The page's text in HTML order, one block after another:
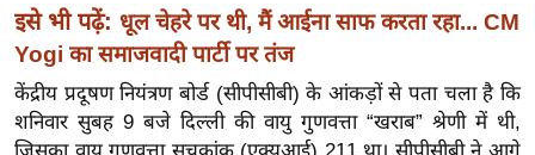
डि
या
सा
हि
त्य
इसे भी पढ़ें: धूल चेहरे पर थी, मैं आईना साफ करता रहा... CM
Yogi का समाजवादी पार्टी पर तंज
केंद्रीय प्रदूषण नियंत्रण बोर्ड (सीपीसीबी) के आंकड़ों से पता चला है कि
शनिवार सुबह 9 बजे दिल्ली की वायु गुणवत्ता “खराब” श्रेणी में थी,